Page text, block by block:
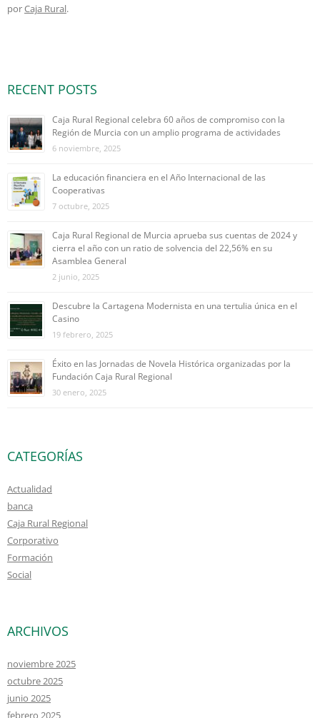
porCaja Rural.
RECENT POSTS
Caja Rural Regional celebra 60 años de compromiso con la
Región de Murcia con un amplio programa de actividades
6 noviembre, 2025
La educación financiera en el Año Internacional de las
Cooperativas
7 octubre, 2025
Caja Rural Regional de Murcia aprueba sus cuentas de 2024 y
cierra el año con un ratio de solvencia del 22,56% en su
Asamblea General
2 junio, 2025
Descubre la Cartagena Modernista en una tertulia única en el
Casino
19 febrero, 2025
Éxito en las Jornadas de Novela Histórica organizadas por la
Fundación Caja Rural Regional
30 enero, 2025
CATEGORÍAS
Actualidad
banca
Caja Rural Regional
Corporativo
Formación
Social
ARCHIVOS
noviembre 2025
octubre 2025
junio 2025
febrero 2025